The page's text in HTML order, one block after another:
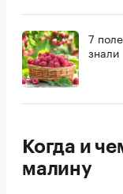
7
знали
Когда и
малину